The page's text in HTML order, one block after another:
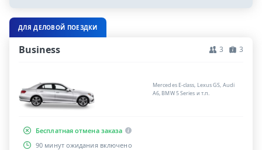
ДЛЯ ДЕЛОВОЙ ПОЕЗДКИ
Business 3 3
Mercedes E-class, Lexus GS, Audi
A6, BMW 5 Series и т.п.
Бесплатная отмена заказа
90 минут ожидания включено